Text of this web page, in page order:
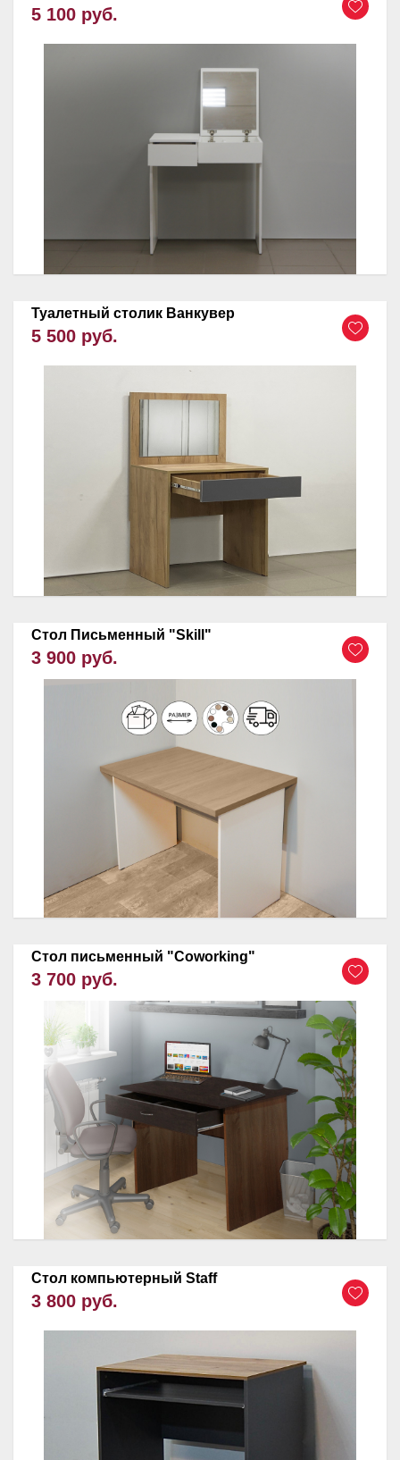
5 100 руб.
Туалетный столик Ванкувер
5 500 руб.
Стол Письменный "Skill"
3 900 руб.
Стол письменный "Coworking"
3 700 руб.
Стол компьютерный Staff
3 800 руб.